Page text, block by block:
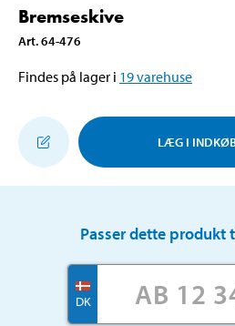
Bremseskive
Art.64-476
Findes på lager i 19varehuse
LÆG I
Passer dette produkt
DK